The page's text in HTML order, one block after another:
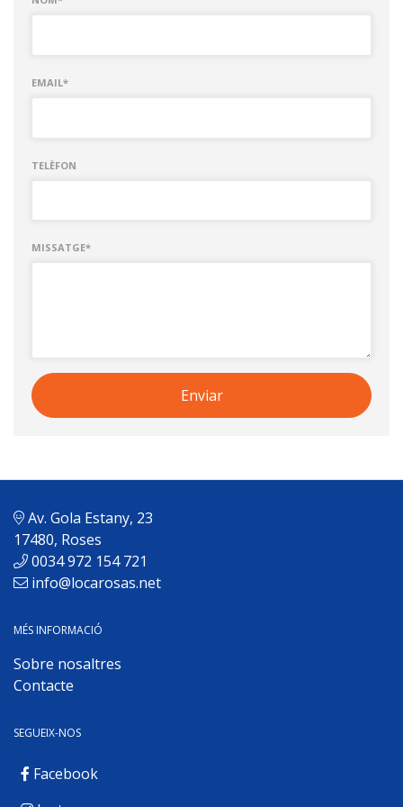
EMAIL*
TELÈFON
MISSATGE*
Av. Gola Estany, 23
17480, Roses
0034 972 154 721
info@locarosas.net
MÉS INFORMACIÓ
Sobre nosaltres
Contacte
SEGUEIX-NOS
Facebook